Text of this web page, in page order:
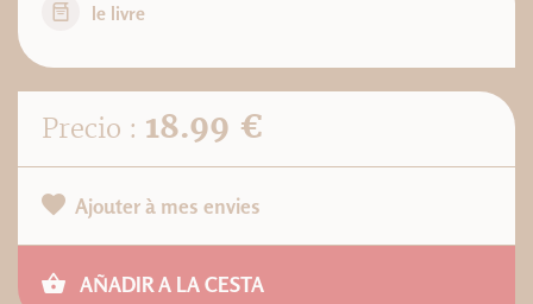
le livre
Precio : 18.99 €
Ajouter à mes envies
AÑADIR A LA CESTA